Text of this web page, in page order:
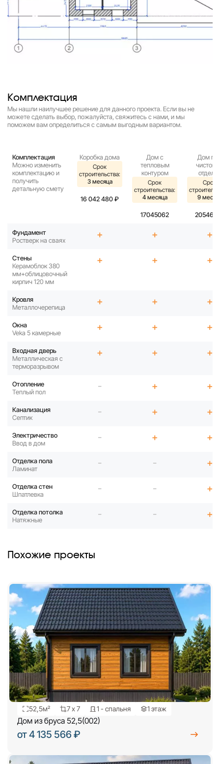
Комплектация
Мы нашли наилучшее решение для данного проекта. Если вы не
можете сделать выбор, пожалуйста, свяжитесь с нами, и мы
поможем вам определиться с самым выгодным вариантом.
Комплектация
Можно изменить
комплектацию и
получить
детальную смету
Коробка дома
Срок
строительства:
3 месяца
16 042 480 ₽
Дом с
тепловым
контуром
Срок
строительства:
4 месяца
17045062
Дом
Срок
9
Фундамент
Ростверк на сваях
+ + +
Стены
Керамоблок 380
мм+облицовочный
кирпич 120 мм
+ + +
Кровля
Металлочерепица
+ + +
Окна
Veka 5 камерные
+ + +
Входная дверь
Металлическая с
терморазрывом
+ + +
Отопление
Теплый пол
- + +
Канализация
Септик
- + +
Электричество
Ввод в дом
- + +
Отделка пола
Ламинат
- - +
Отделка стен
Шпатлевка
- - +
Отделка потолка
Натяжные
- - +
Похожие проекты
52,5м² 7 х 7 1 - спальня 1 этаж
Дом из бруса 52,5(002)
от 4 135 566 ₽